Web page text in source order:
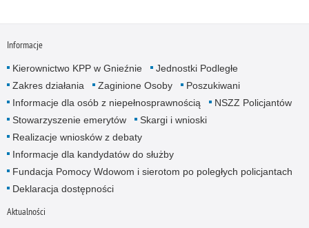
Informacje
Kierownictwo KPP w Gnieźnie
Jednostki Podległe
Zakres działania
Zaginione Osoby
Poszukiwani
Informacje dla osób z niepełnosprawnością
NSZZ Policjantów
Stowarzyszenie emerytów
Skargi i wnioski
Realizacje wniosków z debaty
Informacje dla kandydatów do służby
Fundacja Pomocy Wdowom i sierotom po poległych policjantach
Deklaracja dostępności
Aktualności